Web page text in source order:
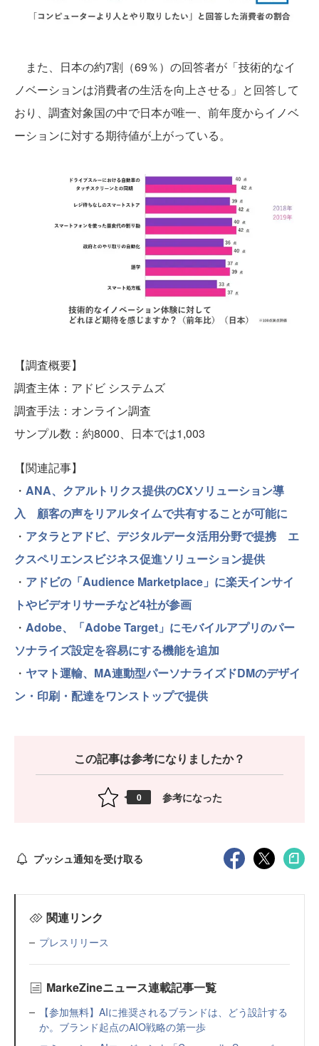
また、日本の約7割（69％）の回答者が「技術的なイ
ノベーションは消費者の生活を向上させる」と回答して
おり、調査対象国の中で日本が唯一、前年度からイノベ
ーションに対する期待値が上がっている。
【調査概要】
調査主体：アドビ システムズ
調査手法：オンライン調査
サンプル数：約8000、日本では1,003
【関連記事】
・ ANA、クアルトリクス提供のCXソリューション導
入 顧客の声をリアルタイムで共有することが可能に
・ アタラとアドビ、デジタルデータ活用分野で提携 エ
クスペリエンスビジネス促進ソリューション提供
・ アドビの「Audience Marketplace」に楽天インサイ
トやビデオリサーチなど4社が参画
・ Adobe、「Adobe Target」にモバイルアプリのパー
ソナライズ設定を容易にする機能を追加
・ ヤマト運輸、MA連動型パーソナライズドDMのデザイ
ン・印刷・配達をワンストップで提供
この記事は参考になりましたか？
0 参考になった
プッシュ通知を受け取る
関連リンク
プレスリリース
MarkeZineニュース連載記事一覧
【参加無料】AIに推奨されるブランドは、どう設計する
か。ブランド起点のAIO戦略の第一歩